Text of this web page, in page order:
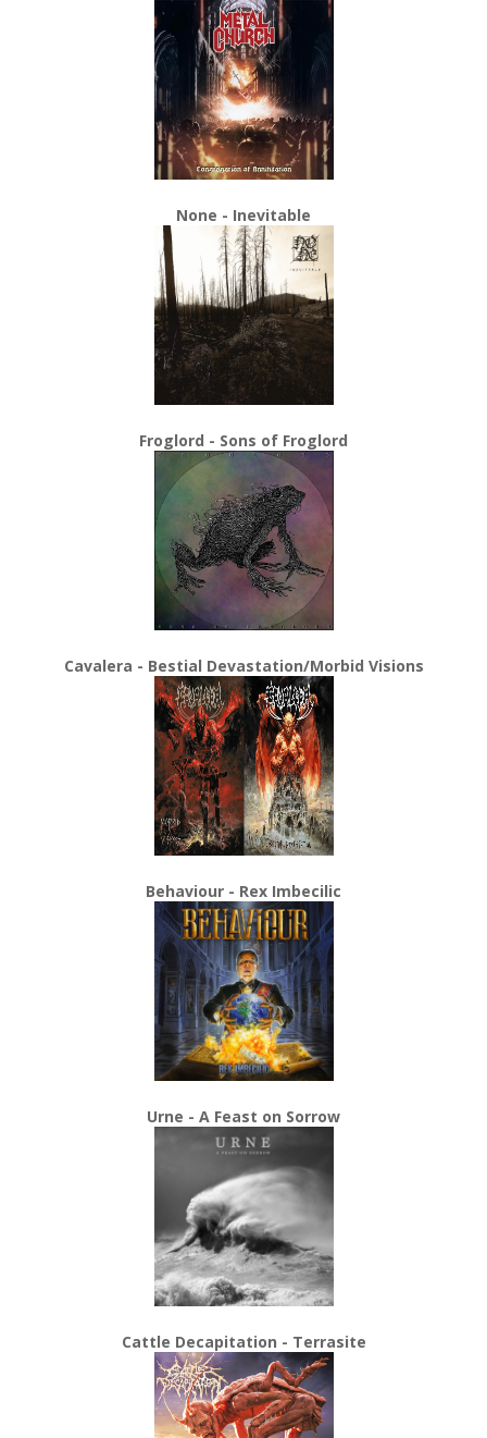
None - Inevitable
Froglord - Sons of Froglord
Cavalera - Bestial Devastation/Morbid Visions
Behaviour - Rex Imbecilic
Urne - A Feast on Sorrow
Cattle Decapitation - Terrasite